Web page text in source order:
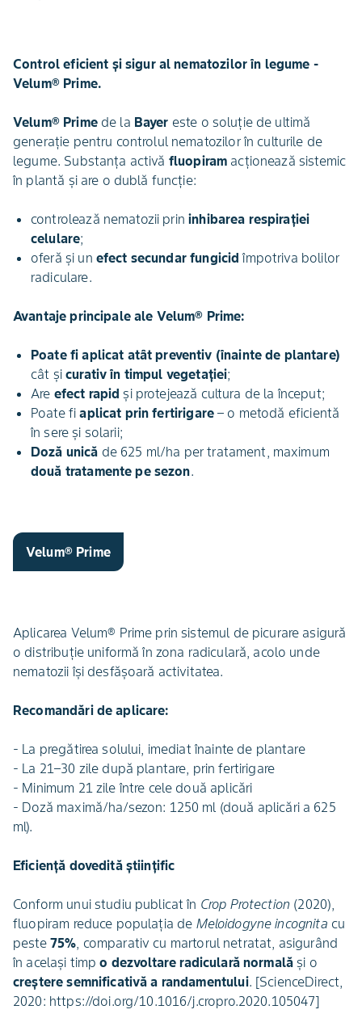
Control eficient și sigur al nematozilor în legume -
Velum® Prime.
Velum® Primede la Bayer este o soluție de ultimă
generație pentru controlul nematozilor în culturile de
legume. Substanța activă fluopiram acționează sistemic
în plantă și are o dublă funcție:
controlează nematozii prininhibarea respirației
celulare;
oferă și un efect secundar fungicid împotriva bolilor
radiculare.
Avantaje principale ale Velum® Prime:
Poate fi aplicat atât preventiv (înainte de plantare)
cât șicurativ în timpul vegetației;
Are efect rapid și protejează cultura de la început;
Poate fiaplicat prin fertirigare– o metodă eficientă
în sere și solarii;
Doză unică de 625 ml/ha per tratament, maximum
două tratamente pe sezon.
Velum® Prime
Aplicarea Velum® Prime prin sistemul de picurare asigură
o distribuție uniformă în zona radiculară, acolo unde
nematozii își desfășoară activitatea.
Recomandări de aplicare:
- La pregătirea solului, imediat înainte de plantare
- La 21–30 zile după plantare, prin fertirigare
- Minimum 21 zile între cele două aplicări
- Doză maximă/ha/sezon: 1250 ml (două aplicări a 625
ml).
Eficiență dovedită științific
Conform unui studiu publicat în Crop Protection (2020),
fluopiram reduce populația de Meloidogyne incognita cu
peste 75%, comparativ cu martorul netratat, asigurând
în același timpo dezvoltare radiculară normală și o
creștere semnificativă a randamentului. [ScienceDirect,
2020: https://doi.org/10.1016/j.cropro.2020.105047]